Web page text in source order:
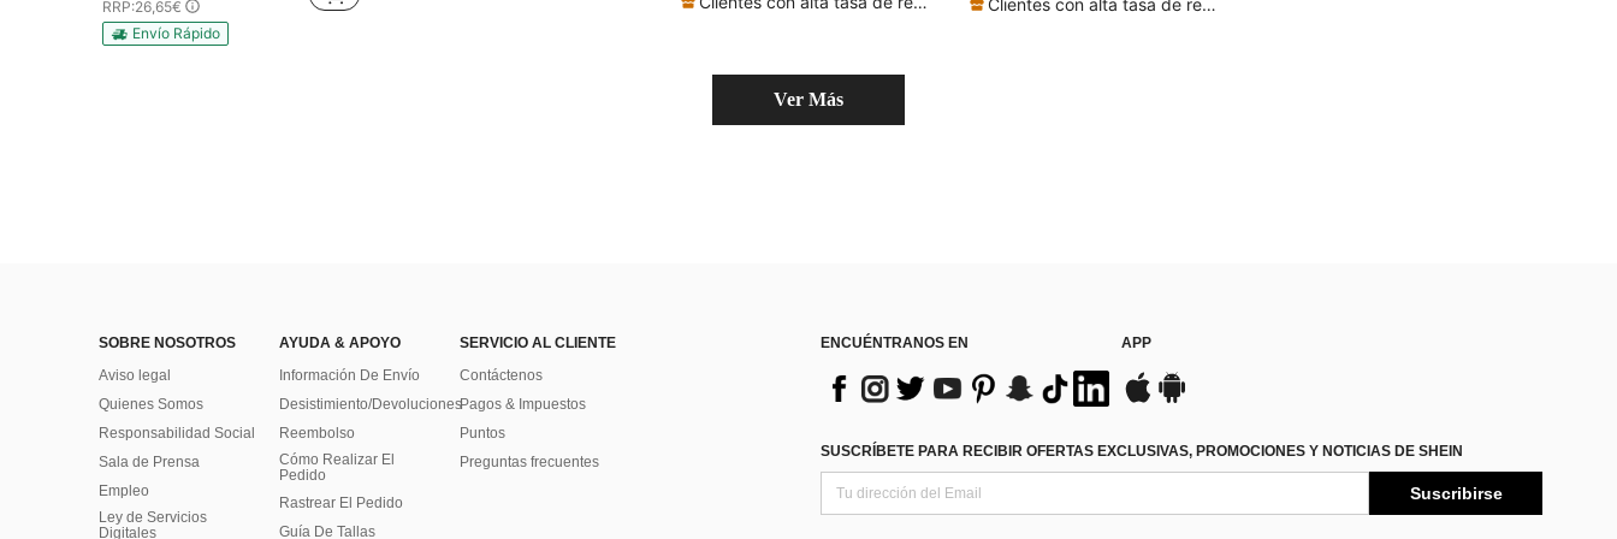
RRP:26,65€
Envío Rápido
Clientes con alta tasa de repetición
Ver Más
SOBRE NOSOTROS
Aviso legal
Quienes Somos
Responsabilidad Social
Sala de Prensa
Empleo
Ley de Servicios
Digitales
AYUDA & APOYO
Información De Envío
Desistimiento/Devoluciones
Reembolso
Cómo Realizar El
Pedido
Rastrear El Pedido
Guía De Tallas
SERVICIO AL CLIENTE
Contáctenos
Pagos & Impuestos
Puntos
Preguntas frecuentes
ENCUÉNTRANOS EN APP
SUSCRÍBETE PARA RECIBIR OFERTAS EXCLUSIVAS, PROMOCIONES Y NOTICIAS DE SHEIN
Suscribirse